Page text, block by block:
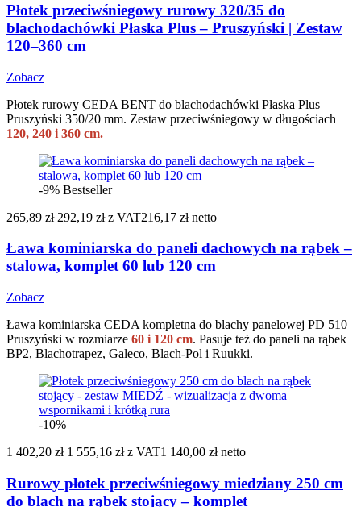
Płotek przeciwśniegowy rurowy 320/35 do
blachodachówki Płaska Plus – Pruszyński | Zestaw
120–360 cm
Zobacz
Płotek rurowy CEDA BENT do blachodachówki Płaska Plus
Pruszyński 350/20 mm. Zestaw przeciwśniegowy w długościach
120, 240 i 360 cm.
-9% Bestseller
265,89 zł 292,19 zł z VAT216,17 zł netto
Ława kominiarska do paneli dachowych na rąbek –
stalowa, komplet 60 lub 120 cm
Zobacz
Ława kominiarska CEDA kompletna do blachy panelowej PD 510
Pruszyński w rozmiarze 60 i 120 cm. Pasuje też do paneli na rąbek
BP2, Blachotrapez, Galeco, Blach-Pol i Ruukki.
-10%
1 402,20 zł 1 555,16 zł z VAT1 140,00 zł netto
Rurowy płotek przeciwśniegowy miedziany 250 cm
do blach na rąbek stojący – komplet